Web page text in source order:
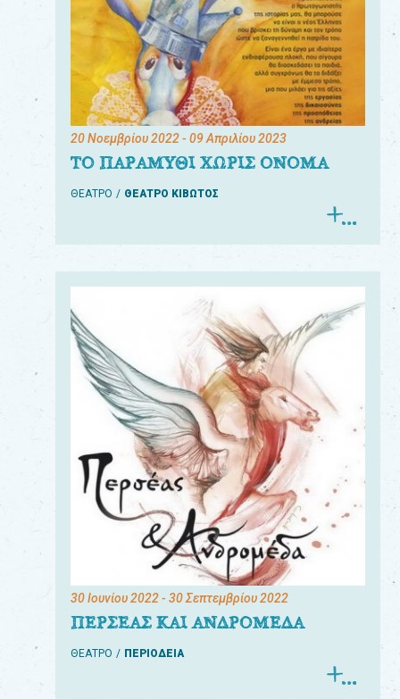
20 Νοεμβρίου 2022- 09 Απριλίου 2023
ΤΟ ΠΑΡΑΜΥΘΙ ΧΩΡΙΣ ΟΝΟΜΑ
ΘΕΑΤΡΟ ΘΕΑΤΡΟ ΚΙΒΩΤΟΣ
30 Ιουνίου 2022- 30 Σεπτεμβρίου 2022
ΠΕΡΣΕΑΣ ΚΑΙ ΑΝΔΡΟΜΕΔΑ
ΘΕΑΤΡΟ ΠΕΡΙΟΔΕΙΑ